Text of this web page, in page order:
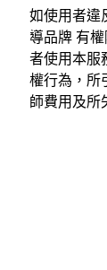
如使用者違
導品牌 有
者使用本服
權行為，所
師費用及所